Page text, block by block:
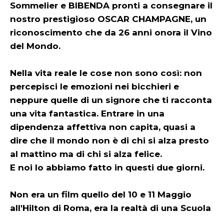
Sommelier e BIBENDA pronti a consegnare il
nostro prestigioso OSCAR CHAMPAGNE, un
riconoscimento che da 26 anni onora il Vino
del Mondo.
Nella vita reale le cose non sono così: non
percepisci le emozioni nei bicchieri e
neppure quelle di un signore che ti racconta
una vita fantastica. Entrare in una
dipendenza affettiva non capita, quasi a
dire che il mondo non è di chi si alza presto
al mattino ma di chi si alza felice.
E noi lo abbiamo fatto in questi due giorni.
Non era un film quello del 10 e 11 Maggio
all'Hilton di Roma, era la realtà di una Scuola